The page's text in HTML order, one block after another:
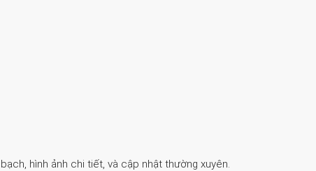
hình ảnh chi tiết, và cập nhật thường xuyên.